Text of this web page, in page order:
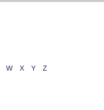
W X Y Z